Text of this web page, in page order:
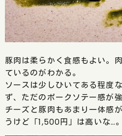
豚肉は柔らかく食感もよい。
ているのがわかる。
ソースは少しひいてある程度
ず、ただのポークソテー感が強
チーズと豚肉もあまり一体感
うけど「1,500円」は高いな…。